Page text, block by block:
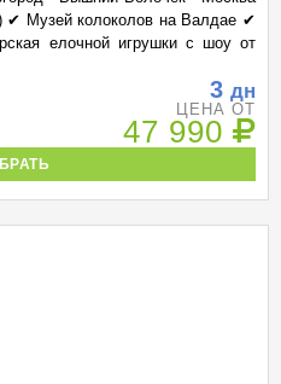
✔ Музей колоколов на Валдае ✔
елочной игрушки с шоу от
3 дн
ЦЕНА ОТ
47 990